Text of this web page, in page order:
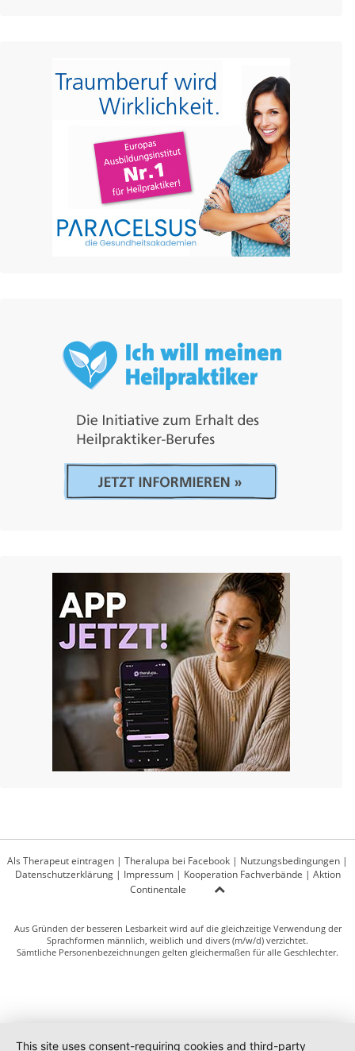
Als Therapeut eintragen | Theralupa bei Facebook | Nutzungsbedingungen |
Datenschutzerklärung| Impressum| Kooperation Fachverbände | Aktion
Continentale
Aus Gründen der besseren Lesbarkeit wird auf die gleichzeitige Verwendung der
Sprachformen männlich, weiblich und divers (m/w/d) verzichtet.
Sämtliche Personenbezeichnungen gelten gleichermaßen für alle Geschlechter.
This site uses consent-requiring cookies and third-party